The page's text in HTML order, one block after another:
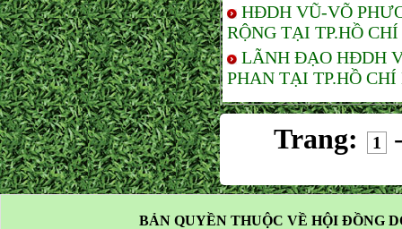
HĐDH VŨ-VÕ
RỘNG TẠI TP.HỒ
LÃNH ĐẠO HĐDH
PHAN TẠI TP.HỒ
Trang: 1
BẢN QUYỀN THUỘC VỀ HỘI ĐỒNG